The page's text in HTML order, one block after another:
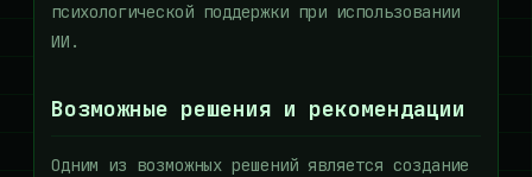
психологической поддержки при использовании
ИИ.
Возможные решения и рекомендации
Одним из возможных решений является создание